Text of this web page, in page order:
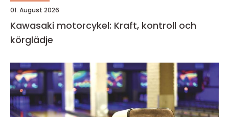
01. August 2026
Kawasaki motorcykel: Kraft, kontroll och
körglädje